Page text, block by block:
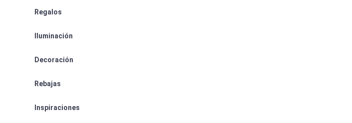
Regalos
Iluminación
Decoración
Rebajas
Inspiraciones